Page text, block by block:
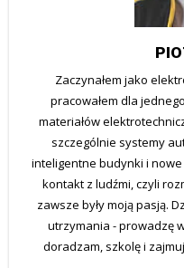
Zaczynałem jako
pracowałem dla
materiałów
szczególnie systemy
inteligentne budynki i
kontakt z ludźmi, czyli
zawsze były moją pasją.
utrzymania - prowadzę
doradzam, szkolę i